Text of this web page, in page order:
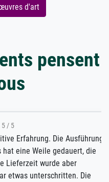
d'art
pensent
Die Ausführung
gedauert, die
aber
Die